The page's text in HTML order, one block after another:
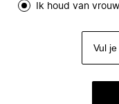
Ik houd van